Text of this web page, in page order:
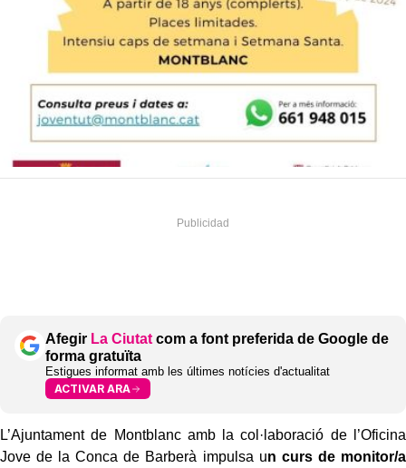
Afegir La Ciutatcom a font preferida de Google de
forma gratuïta
Estigues informat amb les últimes notícies d'actualitat
ACTIVAR ARA
L’Ajuntament de Montblanc amb la col·laboració de l’Oficina
Jove de la Conca de Barberà impulsa un curs de monitor/a